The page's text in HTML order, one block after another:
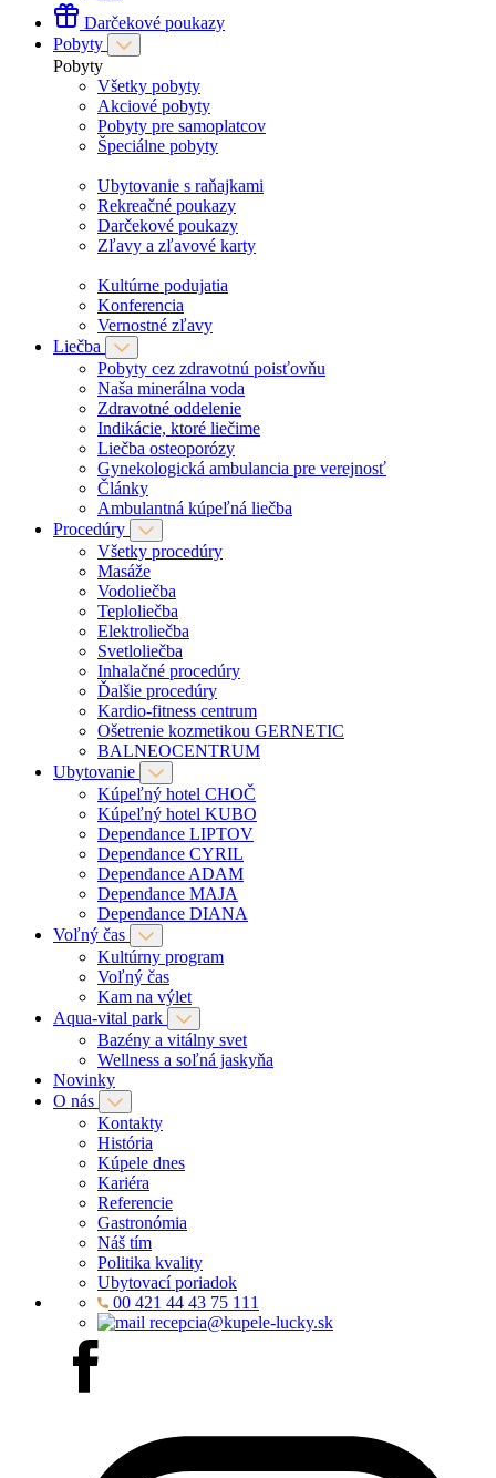
Darčekové poukazy
Pobyty
Pobyty
Všetky pobyty
Akciové pobyty
Pobyty pre samoplatcov
Špeciálne pobyty
Ubytovanie s raňajkami
Rekreačné poukazy
Darčekové poukazy
Zľavy a zľavové karty
Kultúrne podujatia
Konferencia
Vernostné zľavy
Liečba
Pobyty cez zdravotnú poisťovňu
Naša minerálna voda
Zdravotné oddelenie
Indikácie, ktoré liečime
Liečba osteoporózy
Gynekologická ambulancia pre verejnosť
Články
Ambulantná kúpeľná liečba
Procedúry
Všetky procedúry
Masáže
Vodoliečba
Teploliečba
Elektroliečba
Svetloliečba
Inhalačné procedúry
Ďalšie procedúry
Kardio-fitness centrum
Ošetrenie kozmetikou GERNETIC
BALNEOCENTRUM
Ubytovanie
Kúpeľný hotel CHOČ
Kúpeľný hotel KUBO
Dependance LIPTOV
Dependance CYRIL
Dependance ADAM
Dependance MAJA
Dependance DIANA
Voľný čas
Kultúrny program
Voľný čas
Kam na výlet
Aqua-vital park
Bazény a vitálny svet
Wellness a soľná jaskyňa
Novinky
O nás
Kontakty
História
Kúpele dnes
Kariéra
Referencie
Gastronómia
Náš tím
Politika kvality
Ubytovací poriadok
00 421 44 43 75 111
recepcia@kupele-lucky.sk